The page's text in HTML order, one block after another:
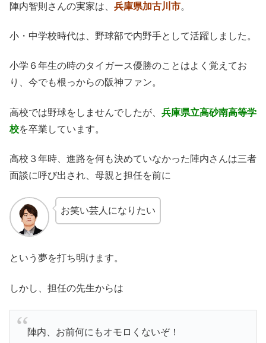
陣内智則さんの実家は、 兵庫県加古川市。
小・中学校時代は、野球部で内野手として活躍しました。
小学６年生の時のタイガース優勝のことはよく覚えてお
り、今でも根っからの阪神ファン。
高校では野球をしませんでしたが、 兵庫県立高砂南高等学
校を卒業しています。
高校３年時、進路を何も決めていなかった陣内さんは三者
面談に呼び出され、母親と担任を前に
お笑い芸人になりたい
という夢を打ち明けます。
しかし、担任の先生からは
陣内、お前何にもオモロくないぞ！